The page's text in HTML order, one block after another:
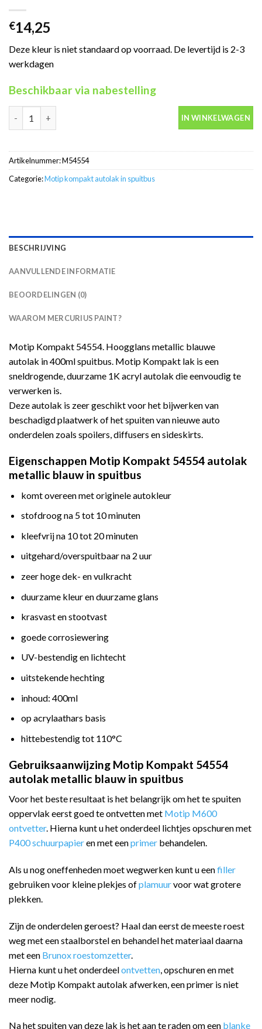
€14,25
Deze kleur is niet standaard op voorraad. De levertijd is 2-3
werkdagen
Beschikbaar via nabestelling
Motip Kompakt 54554 blauw metallic autolak in spuitbus 400ml
IN WINKELWAGEN
Artikelnummer:M54554
Categorie:Motip kompakt autolak in spuitbus
BESCHRIJVING
AANVULLENDE INFORMATIE
BEOORDELINGEN (0)
WAAROM MERCURIUS PAINT?
Motip Kompakt 54554. Hoogglans metallic blauwe
autolak in 400ml spuitbus. Motip Kompakt lak is een
sneldrogende, duurzame 1K acryl autolak die eenvoudig te
verwerken is.
Deze autolak is zeer geschikt voor het bijwerken van
beschadigd plaatwerk of het spuiten van nieuwe auto
onderdelen zoals spoilers, diffusers en sideskirts.
Eigenschappen Motip Kompakt 54554 autolak
metallic blauw in spuitbus
komt overeen met originele autokleur
stofdroog na 5 tot 10 minuten
kleefvrij na 10 tot 20 minuten
uitgehard/overspuitbaar na 2 uur
zeer hoge dek- en vulkracht
duurzame kleur en duurzame glans
krasvast en stootvast
goede corrosiewering
UV-bestendig en lichtecht
uitstekende hechting
inhoud: 400ml
op acrylaathars basis
hittebestendig tot 110°C
Gebruiksaanwijzing Motip Kompakt 54554
autolak metallic blauw in spuitbus
Voor het beste resultaat is het belangrijk om het te spuiten
oppervlak eerst goed te ontvetten met Motip M600
ontvetter. Hierna kunt u het onderdeel lichtjes opschuren met
P400 schuurpapieren met eenprimer behandelen.
Als u nog oneffenheden moet wegwerken kunt u eenfiller
gebruiken voor kleine plekjes ofplamuurvoor wat grotere
plekken.
Zijn de onderdelen geroest? Haal dan eerst de meeste roest
weg met een staalborstel en behandel het materiaal daarna
met een Brunox roestomzetter.
Hierna kunt u het onderdeelontvetten , opschuren en met
deze Motip Kompakt autolak afwerken, een primer is niet
meer nodig.
Na het spuiten van deze lak is het aan te raden om een blanke